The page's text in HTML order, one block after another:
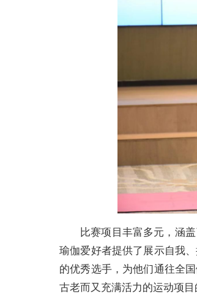
比赛项目丰富多元，涵
瑜伽爱好者提供了展示自我
的优秀选手，为他们通往全
古老而又充满活力的运动项目